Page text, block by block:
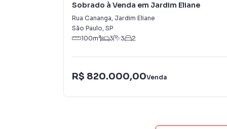
você encontra milhares de ofertas para
Negocie seu imóvel de forma totalmente
a praticidade de fazer tudo online, direto do
imobiliário.
Sobrado à Venda em Jardim Eliane
Rua Cananga, Jardim Eliane
São Paulo, SP
100m² 3 3 2
R$ 820.000,00Venda